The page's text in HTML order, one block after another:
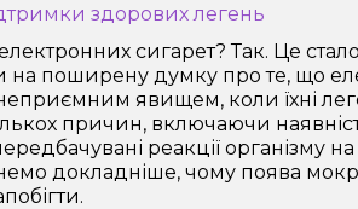
здорових легень
сигарет? Так. Це
на поширену думку про те, що
явищем, коли їхні
причин, включаючи
реакції організму
докладніше, чому поява